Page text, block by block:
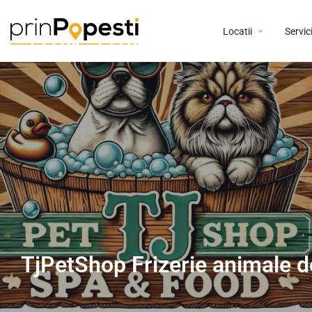
Locatii
TjPetShop Frizerie animale